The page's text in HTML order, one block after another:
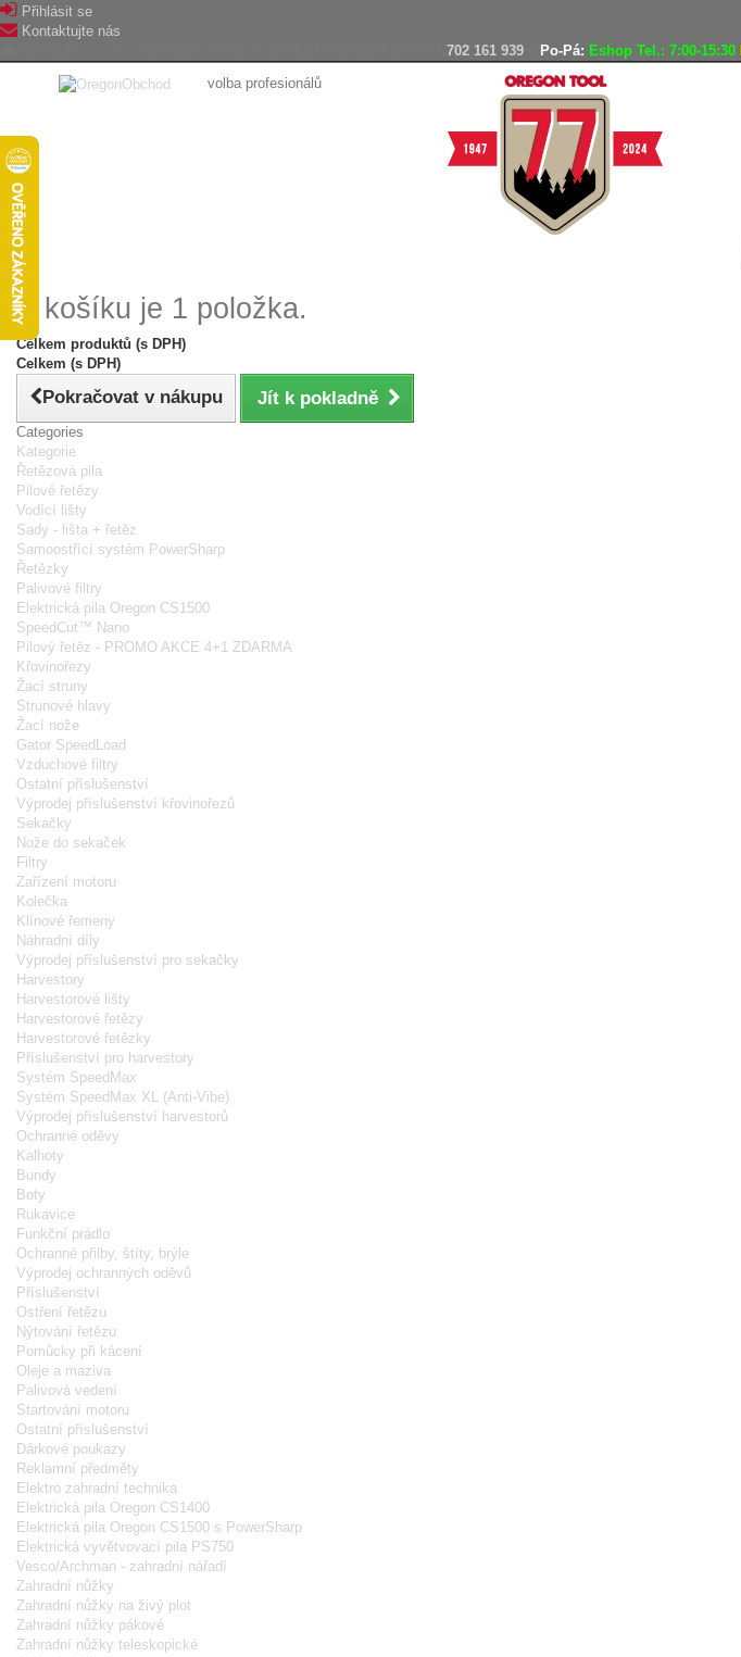
Přihlásit se
Kontaktujte nás
702 161 939 Po-Pá: Eshop Tel.: 7:00-15:30
volba profesionálů
V košíku je 1 položka.
Celkem produktů (s DPH)
Celkem (s DPH)
Pokračovat v nákupu Jít k pokladně
Categories
Kategorie
Řetězová pila
Pilové řetězy
Vodící lišty
Sady - lišta + řetěz
Samoostřící systém PowerSharp
Řetězky
Palivové filtry
Elektrická pila Oregon CS1500
SpeedCut™ Nano
Pilový řetěz - PROMO AKCE 4+1 ZDARMA
Křovinořezy
Žací struny
Strunové hlavy
Žací nože
Gator SpeedLoad
Vzduchové filtry
Ostatní příslušenství
Výprodej příslušenství křovinořezů
Sekačky
Nože do sekaček
Filtry
Zařízení motoru
Kolečka
Klínové řemeny
Náhradní díly
Výprodej příslušenství pro sekačky
Harvestory
Harvestorové lišty
Harvestorové řetězy
Harvestorové řetězky
Příslušenství pro harvestory
Systém SpeedMax
Systém SpeedMax XL (Anti-Vibe)
Výprodej příslušenství harvestorů
Ochranné oděvy
Kalhoty
Bundy
Boty
Rukavice
Funkční prádlo
Ochranné přilby, štíty, brýle
Výprodej ochranných oděvů
Příslušenství
Ostření řetězu
Nýtování řetězu
Pomůcky při kácení
Oleje a maziva
Palivová vedení
Startování motoru
Ostatní příslušenství
Dárkové poukazy
Reklamní předměty
Elektro zahradní technika
Elektrická pila Oregon CS1400
Elektrická pila Oregon CS1500 s PowerSharp
Elektrická vyvětvovací pila PS750
Vesco/Archman - zahradní nářadí
Zahradní nůžky
Zahradní nůžky na živý plot
Zahradní nůžky pákové
Zahradní nůžky teleskopické